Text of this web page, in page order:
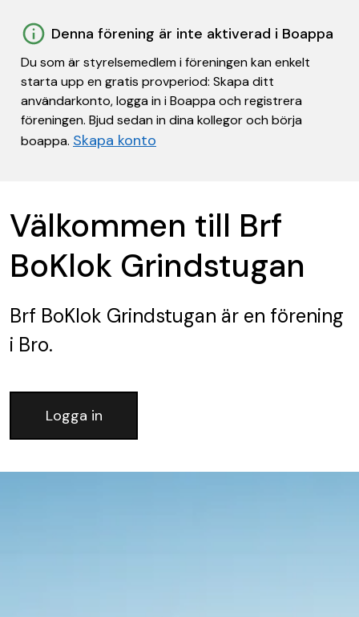
Denna förening är inte aktiverad i Boappa
Du som är styrelsemedlem i föreningen kan enkelt
starta upp en gratis provperiod: Skapa ditt
användarkonto, logga in i Boappa och registrera
föreningen. Bjud sedan in dina kollegor och börja
boappa. Skapa konto
Välkommen till Brf
BoKlok Grindstugan
Brf BoKlok Grindstugan är en förening
i Bro.
Logga in